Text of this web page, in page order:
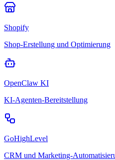
Shopify
Shop-Erstellung und Optimierung
OpenClaw KI
KI-Agenten-Bereitstellung
GoHighLevel
CRM und Marketing-